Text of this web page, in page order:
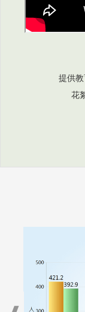
提供
花